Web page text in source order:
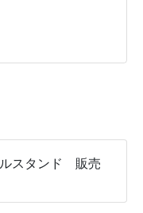
スタンド 販売